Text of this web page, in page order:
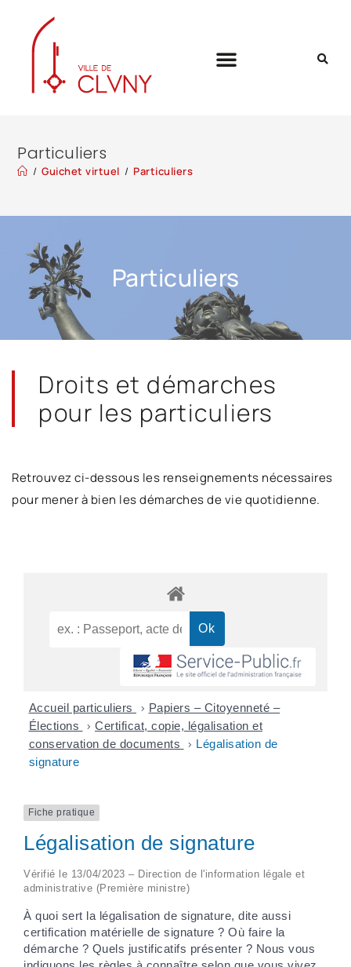
Particuliers
/ Guichet virtuel / Particuliers
Particuliers
Droits et démarches
pour les particuliers
Retrouvez ci-dessous les renseignements nécessaires
pour mener à bien les démarches de vie quotidienne.
Accueil particuliers > Papiers – Citoyenneté –
Élections
> Certificat, copie, légalisation et
conservation de documents
> Légalisation de
signature
Fiche pratique
Légalisation de signature
Vérifié le 13/04/2023 – Direction de l'information légale et
administrative (Première ministre)
À quoi sert la légalisation de signature, dite aussi
certification matérielle de signature ? Où faire la
démarche ? Quels justificatifs présenter ? Nous vous